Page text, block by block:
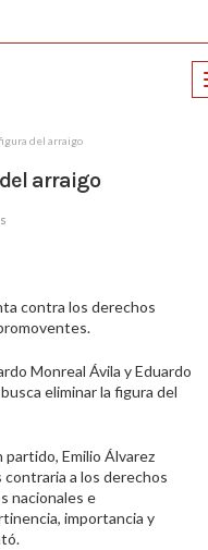
del arraigo
arraigo
contra los derechos
Monreal Ávila y Eduardo
eliminar la figura del
Emilio Álvarez
contraria a los derechos
nacionales e
importancia y